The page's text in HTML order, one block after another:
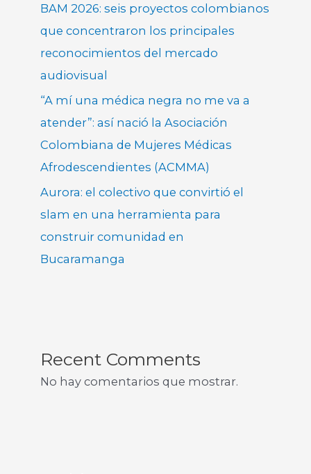
BAM 2026: seis proyectos colombianos
que concentraron los principales
reconocimientos del mercado
audiovisual
“A mí una médica negra no me va a
atender”: así nació la Asociación
Colombiana de Mujeres Médicas
Afrodescendientes (ACMMA)
Aurora: el colectivo que convirtió el
slam en una herramienta para
construir comunidad en
Bucaramanga
Recent Comments
No hay comentarios que mostrar.